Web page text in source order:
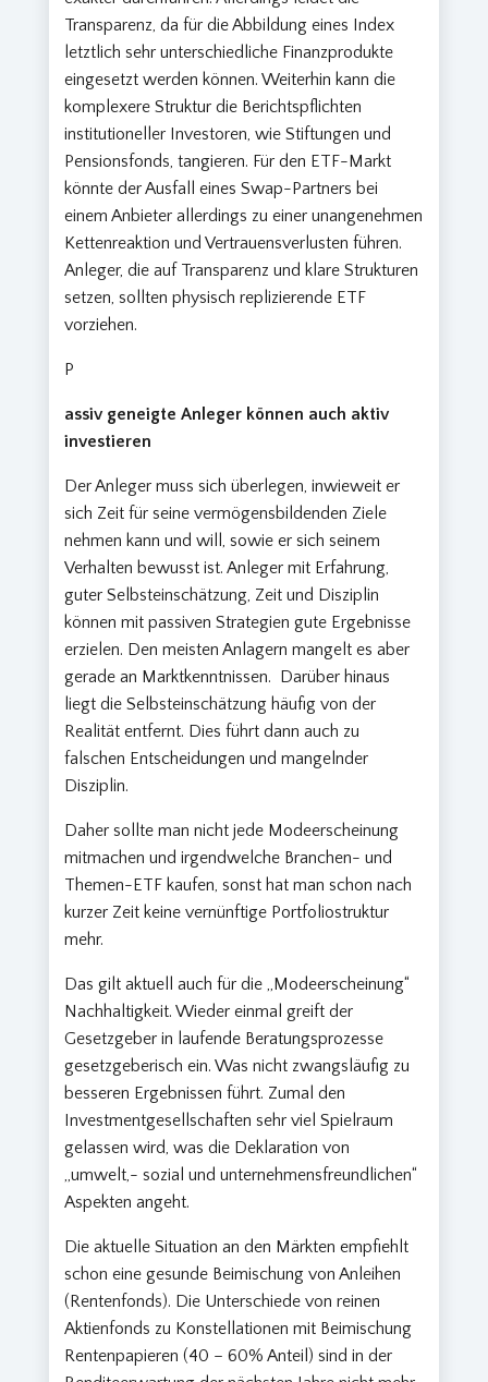
Transparenz, da für die Abbildung eines Index
letztlich sehr unterschiedliche Finanzprodukte
eingesetzt werden können. Weiterhin kann die
komplexere Struktur die Berichtspflichten
institutioneller Investoren, wie Stiftungen und
Pensionsfonds, tangieren. Für den ETF-Markt
könnte der Ausfall eines Swap-Partners bei
einem Anbieter allerdings zu einer unangenehmen
Kettenreaktion und Vertrauensverlusten führen.
Anleger, die auf Transparenz und klare Strukturen
setzen, sollten physisch replizierende ETF
vorziehen.
P
assiv geneigte Anleger können auch aktiv
investieren
Der Anleger muss sich überlegen, inwieweit er
sich Zeit für seine vermögensbildenden Ziele
nehmen kann und will, sowie er sich seinem
Verhalten bewusst ist. Anleger mit Erfahrung,
guter Selbsteinschätzung, Zeit und Disziplin
können mit passiven Strategien gute Ergebnisse
erzielen. Den meisten Anlagern mangelt es aber
gerade an Marktkenntnissen. Darüber hinaus
liegt die Selbsteinschätzung häufig von der
Realität entfernt. Dies führt dann auch zu
falschen Entscheidungen und mangelnder
Disziplin.
Daher sollte man nicht jede Modeerscheinung
mitmachen und irgendwelche Branchen- und
Themen-ETF kaufen, sonst hat man schon nach
kurzer Zeit keine vernünftige Portfoliostruktur
mehr.
Das gilt aktuell auch für die „Modeerscheinung“
Nachhaltigkeit. Wieder einmal greift der
Gesetzgeber in laufende Beratungsprozesse
gesetzgeberisch ein. Was nicht zwangsläufig zu
besseren Ergebnissen führt. Zumal den
Investmentgesellschaften sehr viel Spielraum
gelassen wird, was die Deklaration von
„umwelt,- sozial und unternehmensfreundlichen“
Aspekten angeht.
Die aktuelle Situation an den Märkten empfiehlt
schon eine gesunde Beimischung von Anleihen
(Rentenfonds). Die Unterschiede von reinen
Aktienfonds zu Konstellationen mit Beimischung
Rentenpapieren (40 – 60% Anteil) sind in der